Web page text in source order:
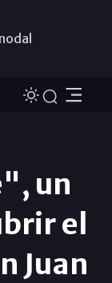
un
el
Juan